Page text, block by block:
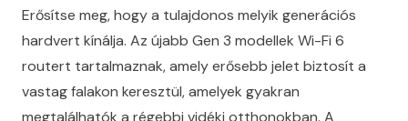
Erősítse meg, hogy a tulajdonos melyik generációs
hardvert kínálja. Az újabb Gen 3 modellek Wi-Fi 6
routert tartalmaznak, amely erősebb jelet biztosít a
vastag falakon keresztül, amelyek gyakran
megtalálhatók a régebbi vidéki otthonokban. A